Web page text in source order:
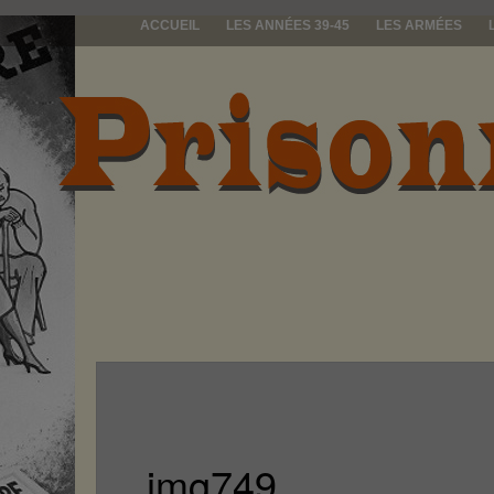
ACCUEIL LES ANNÉES 39-45 LES ARMÉES
prisonniers